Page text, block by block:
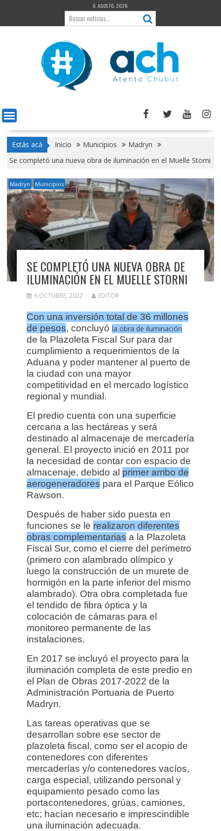
contenido
6 AGOSTO, 2026
Estás acá Inicio Municipios
Madryn
Se completó una nueva obra de iluminación en el Muelle Storni
Madryn Municipios
SE COMPLETÓ UNA NUEVA OBRA DE
ILUMINACIÓN EN EL MUELLE STORNI
6 OCTUBRE, 2022 EDITOR
Con una inversión total de 36 millones
de pesos, concluyó la obra de iluminación
de la Plazoleta Fiscal Sur para dar
cumplimiento a requerimientos de la
Aduana y poder mantener al puerto de
la ciudad con una mayor
competitividad en el mercado logístico
regional y mundial.
El predio cuenta con una superficie
cercana a las hectáreas y será
destinado al almacenaje de mercadería
general. El proyecto inició en 2011 por
la necesidad de contar con espacio de
almacenaje, debido al primer arribo de
aerogeneradores para el Parque Eólico
Rawson.
Después de haber sido puesta en
funciones se le realizaron diferentes
obras complementarias a la Plazoleta
Fiscal Sur, como el cierre del perímetro
(primero con alambrado olímpico y
luego la construcción de un murete de
hormigón en la parte inferior del mismo
alambrado). Otra obra completada fue
el tendido de fibra óptica y la
colocación de cámaras para el
monitoreo permanente de las
instalaciones.
En 2017 se incluyó el proyecto para la
iluminación completa de este predio en
el Plan de Obras 2017-2022 de la
Administración Portuaria de Puerto
Madryn.
Las tareas operativas que se
desarrollan sobre ese sector de
plazoleta fiscal, como ser el acopio de
contenedores con diferentes
mercaderías y/o contenedores vacíos,
carga especial, utilizando personal y
equipamiento pesado como las
portacontenedores, grúas, camiones,
etc; hacían necesario e imprescindible
una iluminación adecuada.